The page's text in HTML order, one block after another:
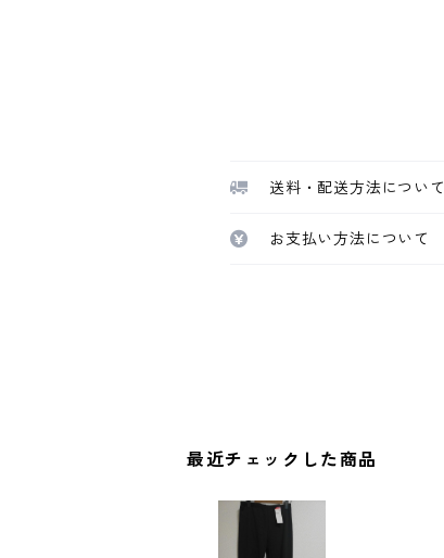
送料・配送方法について
お支払い方法について
最近チェックした商品